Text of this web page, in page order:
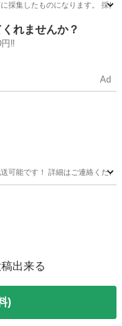
採集したものになります。 採
れませんか？
‼️
Ad
可能です！ 詳細はご連絡くださ
出来る
)